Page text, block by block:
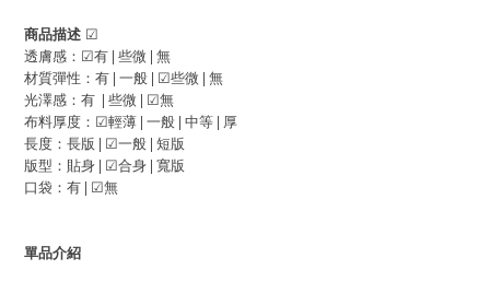
商品描述 ☑
透膚感： ☑有 | 些微 | 無
材質彈性：有 | 一般 | ☑些微 | 無
光澤感：有 | 些微 | ☑無
布料厚度： ☑輕薄 | 一般 | 中等 | 厚
長度：長版 | ☑一般 | 短版
版型：貼身 | ☑合身 | 寬版
口袋：有 | ☑無
單品介紹